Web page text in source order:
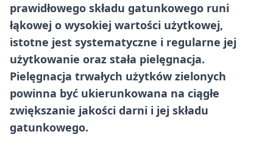
prawidłowego składu gatunkowego runi
łąkowej o wysokiej wartości użytkowej,
istotne jest systematyczne i regularne jej
użytkowanie oraz stała pielęgnacja.
Pielęgnacja trwałych użytków zielonych
powinna być ukierunkowana na ciągłe
zwiększanie jakości darni i jej składu
gatunkowego.